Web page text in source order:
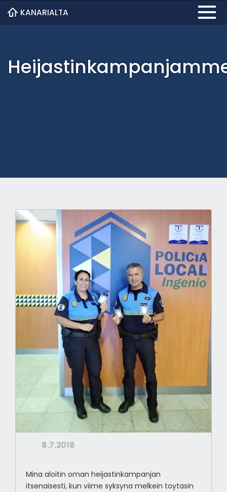
KANARIALTA
8.7.2018
Mina aloitin oman heijastinkampanjan
itsenaisesti, kun viime syksyna melkein toytasin